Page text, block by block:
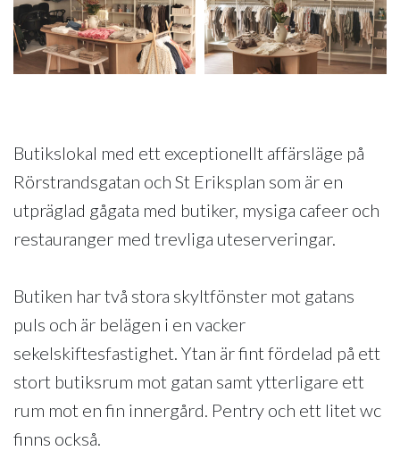
Butikslokal med ett exceptionellt affärsläge på
Rörstrandsgatan och St Eriksplan som är en
utpräglad gågata med butiker, mysiga cafeer och
restauranger med trevliga uteserveringar.
Butiken har två stora skyltfönster mot gatans
puls och är belägen i en vacker
sekelskiftesfastighet. Ytan är fint fördelad på ett
stort butiksrum mot gatan samt ytterligare ett
rum mot en fin innergård. Pentry och ett litet wc
finns också.